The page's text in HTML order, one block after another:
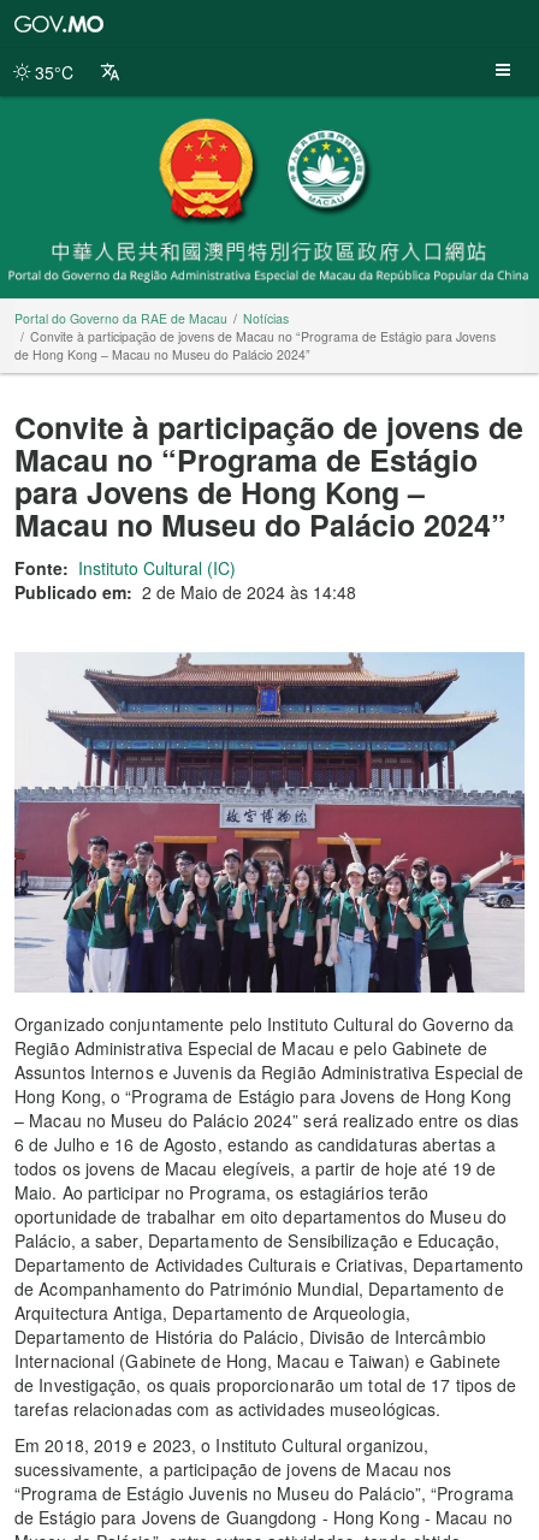
da
35°C
Portal do Governo da RAE de Macau
Notícias
Convite à participação de jovens de Macau no “Programa de Estágio para Jovens
de Hong Kong – Macau no Museu do Palácio 2024”
Convite à participação de jovens de
Macau no “Programa de Estágio
para Jovens de Hong Kong –
Macau no Museu do Palácio 2024”
Fonte: Instituto Cultural (IC)
Publicado em: 2 de Maio de 2024 às 14:48
Organizado conjuntamente pelo Instituto Cultural do Governo da
Região Administrativa Especial de Macau e pelo Gabinete de
Assuntos Internos e Juvenis da Região Administrativa Especial de
Hong Kong, o “Programa de Estágio para Jovens de Hong Kong
– Macau no Museu do Palácio 2024” será realizado entre os dias
6 de Julho e 16 de Agosto, estando as candidaturas abertas a
todos os jovens de Macau elegíveis, a partir de hoje até 19 de
Maio. Ao participar no Programa, os estagiários terão
oportunidade de trabalhar em oito departamentos do Museu do
Palácio, a saber, Departamento de Sensibilização e Educação,
Departamento de Actividades Culturais e Criativas, Departamento
de Acompanhamento do Património Mundial, Departamento de
Arquitectura Antiga, Departamento de Arqueologia,
Departamento de História do Palácio, Divisão de Intercâmbio
Internacional (Gabinete de Hong, Macau e Taiwan) e Gabinete
de Investigação, os quais proporcionarão um total de 17 tipos de
tarefas relacionadas com as actividades museológicas.
Em 2018, 2019 e 2023, o Instituto Cultural organizou,
sucessivamente, a participação de jovens de Macau nos
“Programa de Estágio Juvenis no Museu do Palácio”, “Programa
de Estágio para Jovens de Guangdong - Hong Kong - Macau no